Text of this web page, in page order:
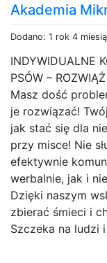
Akademia
Dodano: 1 rok 4
INDYWIDUALNE
PSÓW –
Masz dość
je rozwiązać!
jak stać się dla
przy misce! Nie
efektywnie
werbalnie, jak i
Dzięki naszym
zbierać śmieci i
Szczeka na ludzi i